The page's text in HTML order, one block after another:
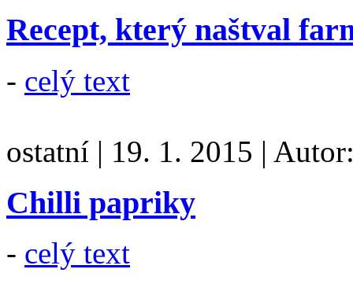
Recept, který naštval
- celý text
ostatní | 19. 1. 2015 |
Chilli papriky
- celý text